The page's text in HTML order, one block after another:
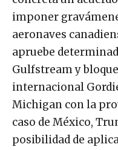
imponer
aeronaves
apruebe
Gulfstream y
internacional
Michigan con la
caso de México,
posibilidad de